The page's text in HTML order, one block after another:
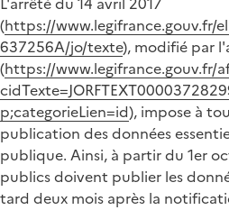
(https://www.legifrance.gouv.fr/
637256A/jo/texte), modifié par
(https://www.legifrance.gouv.fr/
p;categorieLien=id), impose à
publication des données
publique. Ainsi, à partir du 1er
publics doivent publier les
tard deux mois après la